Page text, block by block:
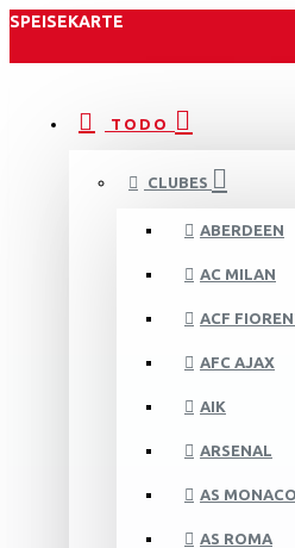
SPEISEKARTE
TODO
CLUBES
ABERDEEN
AC MILAN
ACF
AFC AJAX
AIK
ARSENAL
AS MONACO
AS ROMA